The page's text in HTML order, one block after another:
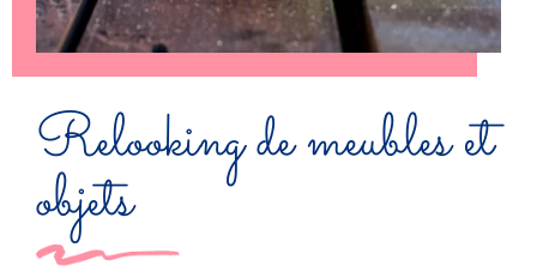
Relooking de meubles et
objets